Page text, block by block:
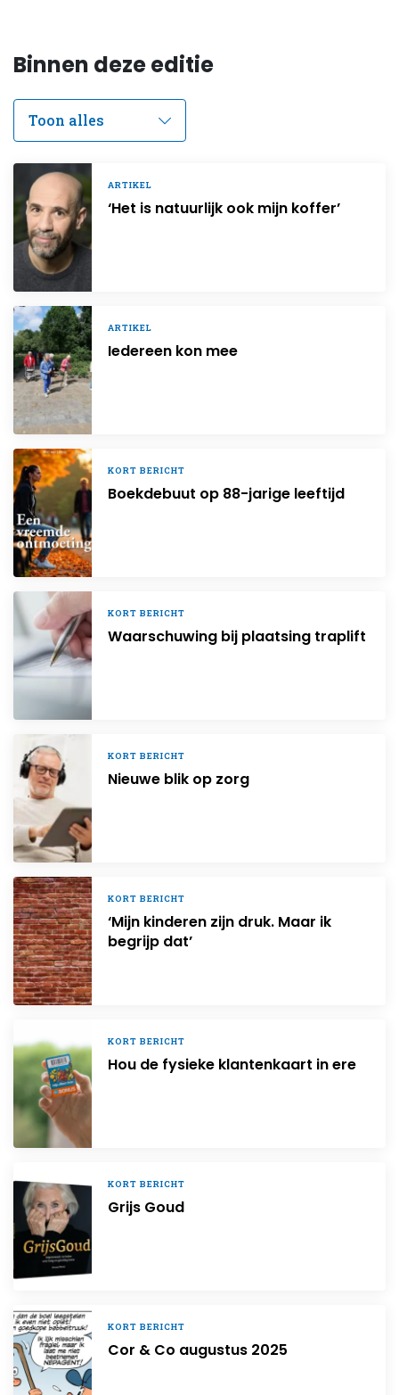
Binnen deze editie
ARTIKEL
‘Het is natuurlijk ook mijn koffer’
ARTIKEL
Iedereen kon mee
KORT BERICHT
Boekdebuut op 88-jarige leeftijd
KORT BERICHT
Waarschuwing bij plaatsing traplift
KORT BERICHT
Nieuwe blik op zorg
KORT BERICHT
‘Mijn kinderen zijn druk. Maar ik
begrijp dat’
KORT BERICHT
Hou de fysieke klantenkaart in ere
KORT BERICHT
Grijs Goud
KORT BERICHT
Cor & Co augustus 2025